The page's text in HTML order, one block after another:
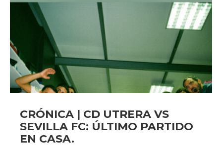
CRÓNICA | CD UTRERA VS
SEVILLA FC: ÚLTIMO PARTIDO
EN CASA.